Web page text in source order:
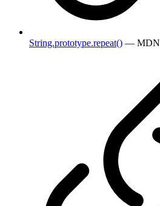
String.prototype.repeat() — MDN